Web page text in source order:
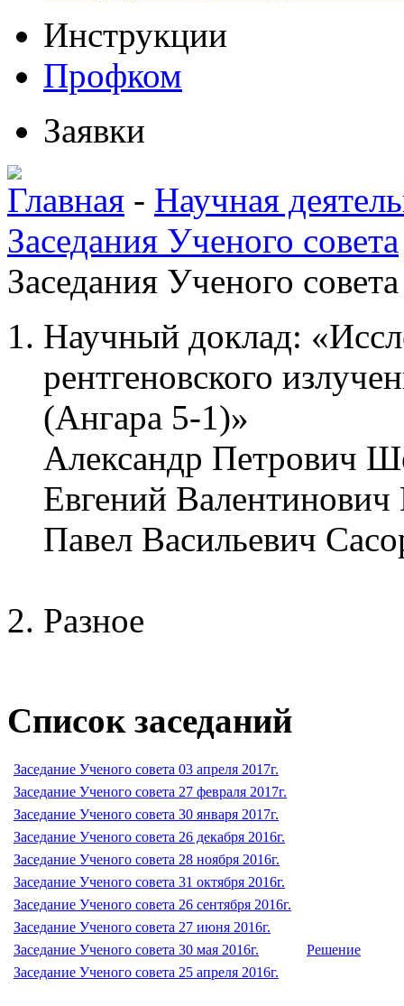
Инструкции
Профком
Заявки
Главная - Научная
Заседания Ученого совета
Заседания Ученого
Научный доклад:
рентгеновского
(Ангара 5-1)»
Александр Петрович
Евгений
Павел Васильевич
Разное
Список заседаний
Заседание Ученого совета 03 апреля 2017г.
Заседание Ученого совета 27 февраля 2017г.
Заседание Ученого совета 30 января 2017г.
Заседание Ученого совета 26 декабря 2016г.
Заседание Ученого совета 28 ноября 2016г.
Заседание Ученого совета 31 октября 2016г.
Заседание Ученого совета 26 сентября 2016г.
Заседание Ученого совета 27 июня 2016г.
Заседание Ученого совета 30 мая 2016г.
Решение
Заседание Ученого совета 25 апреля 2016г.